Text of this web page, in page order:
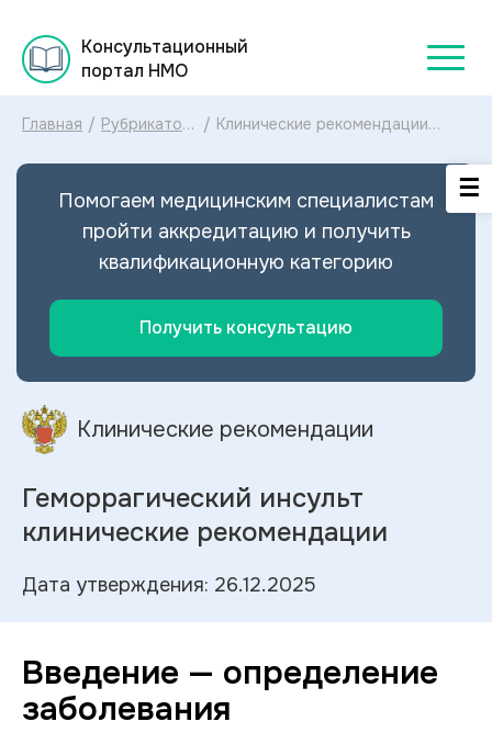
Консультационный
портал НМО
Главная / Рубрикатор
рекомендаций
/ Клинические рекомендации
МКБ-10: диагностика и лечение
2025
Помогаем медицинским специалистам
пройти аккредитацию и получить
квалификационную категорию
Получить консультацию
Клинические рекомендации
Геморрагический инсульт
клинические рекомендации
Дата утверждения: 26.12.2025
Введение — определение
заболевания